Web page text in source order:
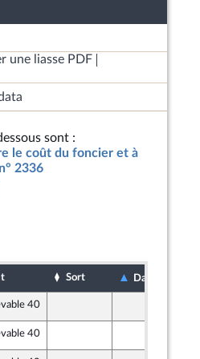
une liasse PDF
sont :
le coût du foncier et à
2336
Sort Date d'examen
40
40